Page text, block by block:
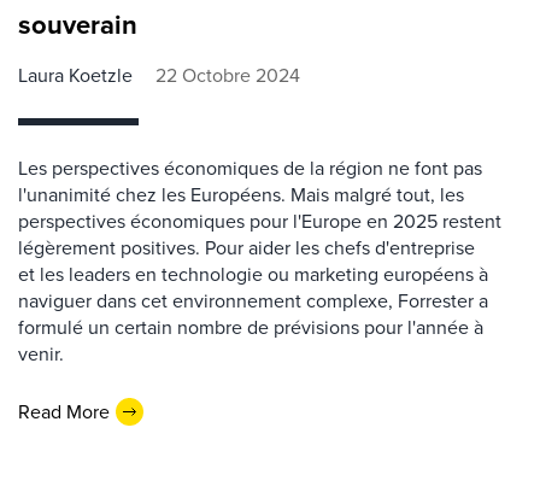
souverain
Laura Koetzle 22 Octobre 2024
Les perspectives économiques de la région ne font pas
l'unanimité chez les Européens. Mais malgré tout, les
perspectives économiques pour l'Europe en 2025 restent
légèrement positives. Pour aider les chefs d'entreprise
et les leaders en technologie ou marketing européens à
naviguer dans cet environnement complexe, Forrester a
formulé un certain nombre de prévisions pour l'année à
venir.
Read More